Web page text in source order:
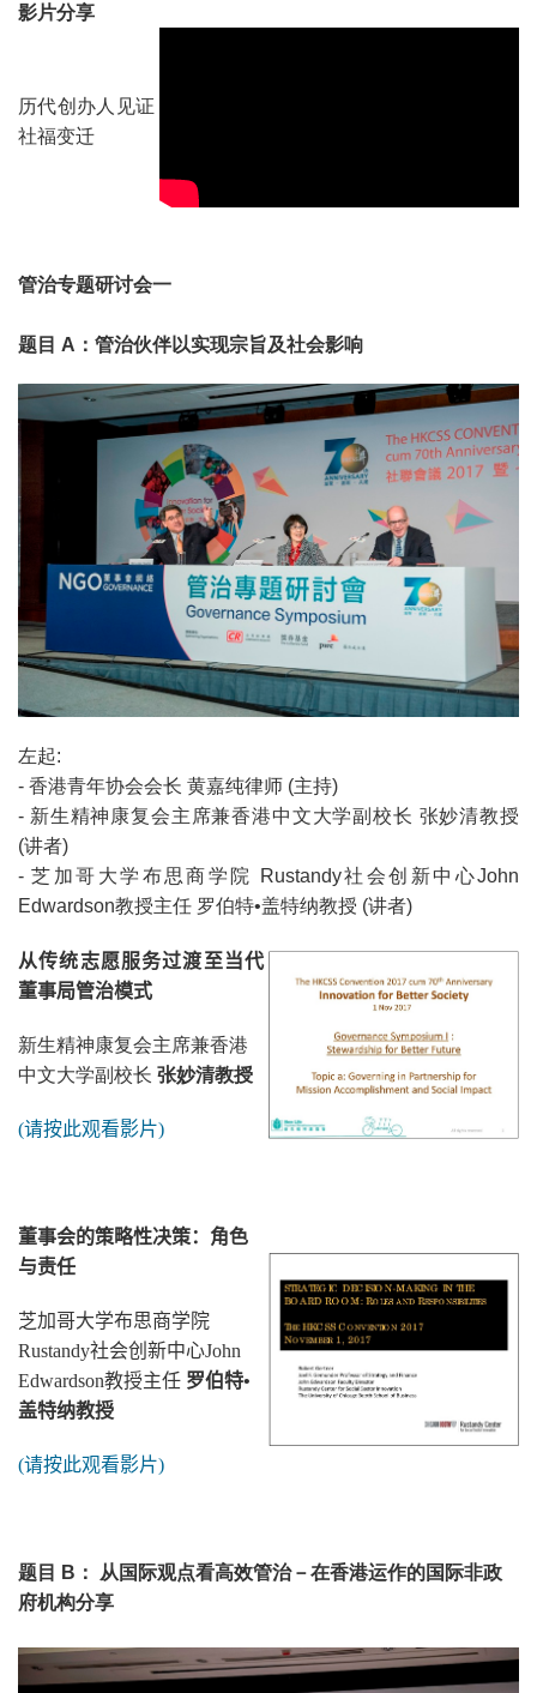
影片分享
历代创办人见证
社福变迁
管治专题研讨会一
题目 A：管治伙伴以实现宗旨及社会影响
左起:
- 香港青年协会会长 黄嘉纯律师 (主持)
- 新生精神康复会主席兼香港中文大学副校长 张妙清教授
(讲者)
- 芝加哥大学布思商学院 Rustandy社会创新中心John
Edwardson教授主任 罗伯特•盖特纳教授 (讲者)
从传统志愿服务过渡至当代
董事局管治模式
新生精神康复会主席兼香港
中文大学副校长 张妙清教授
(请按此观看影片)
董事会的策略性决策：角色
与责任
芝加哥大学布思商学院
Rustandy社会创新中心John
Edwardson教授主任 罗伯特•
盖特纳教授
(请按此观看影片)
题目 B： 从国际观点看高效管治－在香港运作的国际非政
府机构分享